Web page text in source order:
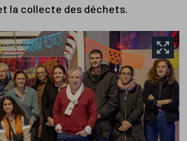
la collecte des déchets.